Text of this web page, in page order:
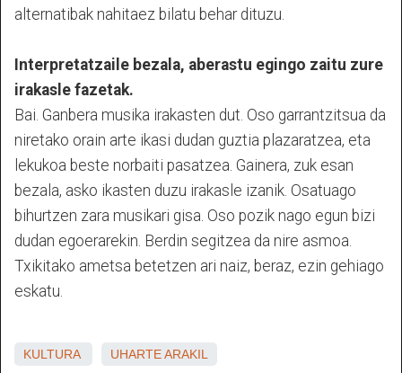
alternatibak nahitaez bilatu behar dituzu.
Interpretatzaile bezala, aberastu egingo zaitu zure
irakasle fazetak.
Bai. Ganbera musika irakasten dut. Oso garrantzitsua da
niretako orain arte ikasi dudan guztia plazaratzea, eta
lekukoa beste norbaiti pasatzea. Gainera, zuk esan
bezala, asko ikasten duzu irakasle izanik. Osatuago
bihurtzen zara musikari gisa. Oso pozik nago egun bizi
dudan egoerarekin. Berdin segitzea da nire asmoa.
Txikitako ametsa betetzen ari naiz, beraz, ezin gehiago
eskatu.
KULTURA UHARTE ARAKIL